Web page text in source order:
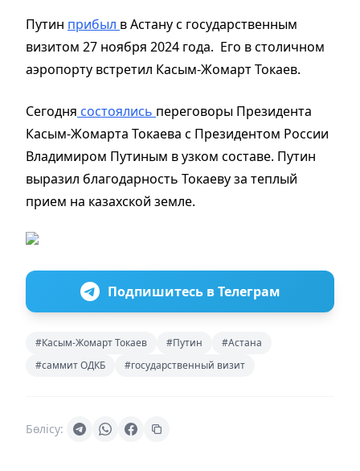
Путин прибыл в Астану с государственным
визитом 27 ноября 2024 года. Его в столичном
аэропорту встретил Касым-Жомарт Токаев.
Сегодня состоялись переговоры Президента
Касым-Жомарта Токаева с Президентом России
Владимиром Путиным в узком составе. Путин
выразил благодарность Токаеву за теплый
прием на казахской земле.
Подпишитесь в Телеграм
#Касым-Жомарт Токаев #Путин
#Астана
#саммит ОДКБ
#государственный визит
Бөлісу: